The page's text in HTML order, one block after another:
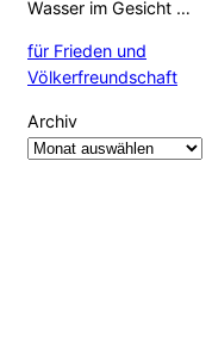
Wasser im Gesicht …
für Frieden und
Völkerfreundschaft
Archiv